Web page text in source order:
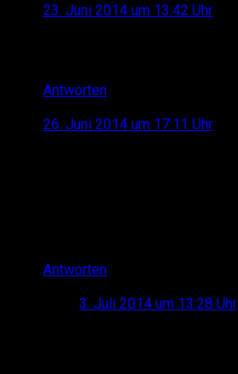
23. Juni 2014 um 13:42 Uhr
Antworten
26. Juni 2014 um 17:11 Uhr
Antworten
3. Juli 2014 um 13:28 Uhr